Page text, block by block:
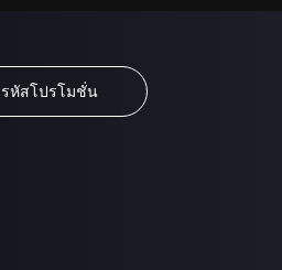
รหัสโปรโมชั่น